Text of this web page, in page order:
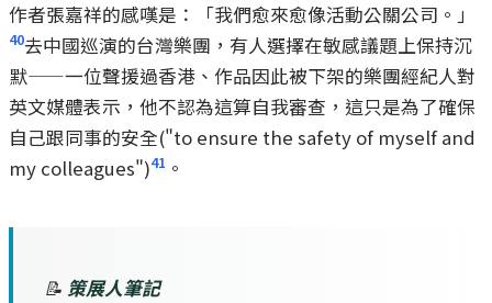
作者張嘉祥的感嘆是：「我們愈來愈像活動公關公司。」
40去中國巡演的台灣樂團，有人選擇在敏感議題上保持沉
默——一位聲援過香港、作品因此被下架的樂團經紀人對
英文媒體表示，他不認為這算自我審查，這只是為了確保
自己跟同事的安全("to ensure the safety of myself and
my colleagues")41 。
📝 策展人筆記